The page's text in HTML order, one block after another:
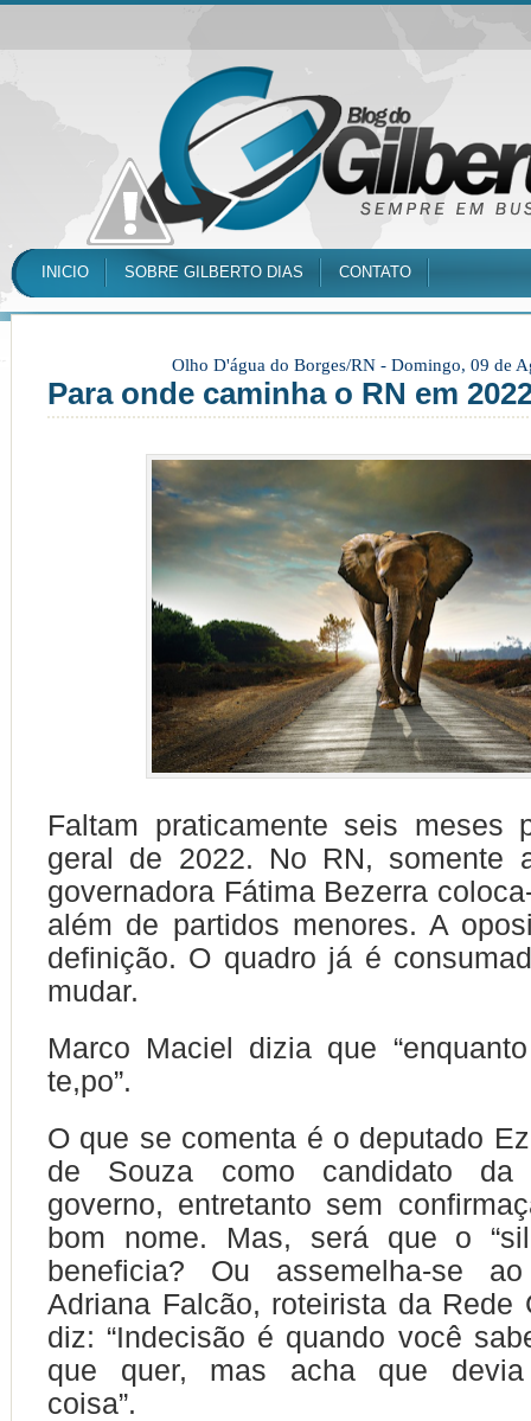
INICIO SOBRE GILBERTO DIAS CONTATO
Olho D'água do Borges/RN - Domingo, 09 de
Para onde caminha o RN em
Faltam praticamente seis meses
geral de 2022. No RN, somente
governadora Fátima Bezerra
além de partidos menores. A
definição. O quadro já é
mudar.
Marco Maciel dizia que
te,po”.
O que se comenta é o deputado
de Souza como candidato da
governo, entretanto sem
bom nome. Mas, será que o
beneficia? Ou assemelha-se
Adriana Falcão, roteirista da Rede
diz: “Indecisão é quando você
que quer, mas acha que
coisa”.